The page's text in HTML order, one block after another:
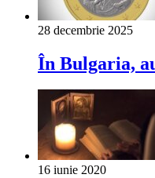
28 decembrie 2025
În Bulgaria,
16 iunie 2020